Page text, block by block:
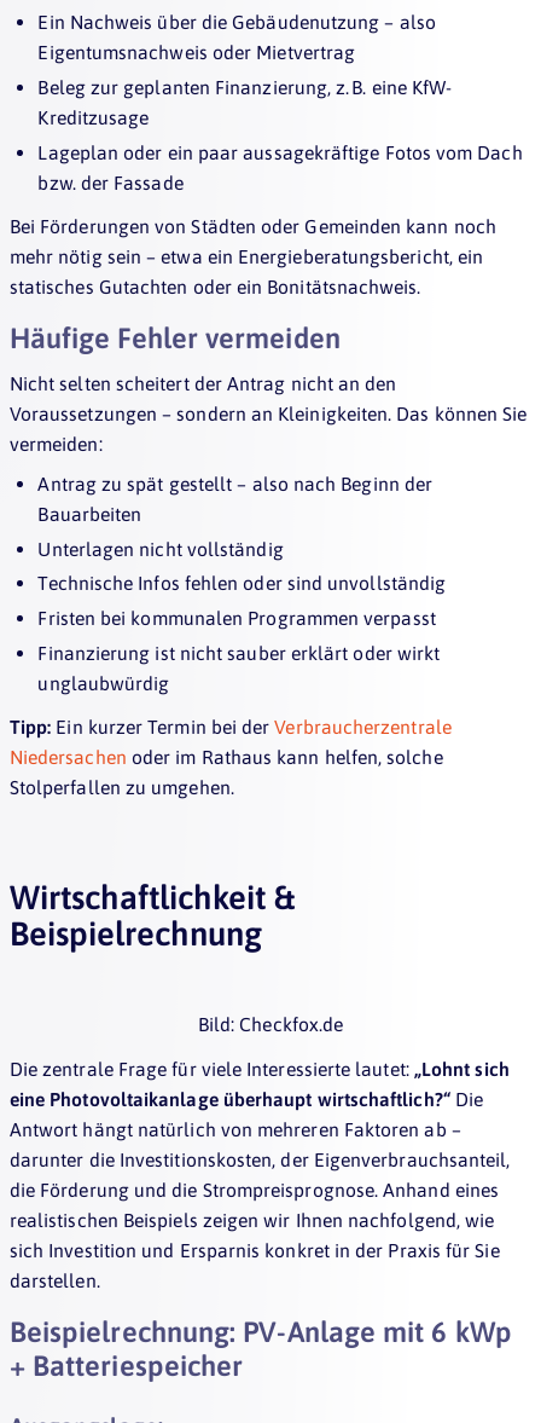
Ein Nachweis über die Gebäudenutzung – also
Eigentumsnachweis oder Mietvertrag
Beleg zur geplanten Finanzierung, z. B. eine KfW-
Kreditzusage
Lageplan oder ein paar aussagekräftige Fotos vom Dach
bzw. der Fassade
Bei Förderungen von Städten oder Gemeinden kann noch
mehr nötig sein – etwa ein Energieberatungsbericht, ein
statisches Gutachten oder ein Bonitätsnachweis.
Häufige Fehler vermeiden
Nicht selten scheitert der Antrag nicht an den
Voraussetzungen – sondern an Kleinigkeiten. Das können Sie
vermeiden:
Antrag zu spät gestellt – also nach Beginn der
Bauarbeiten
Unterlagen nicht vollständig
Technische Infos fehlen oder sind unvollständig
Fristen bei kommunalen Programmen verpasst
Finanzierung ist nicht sauber erklärt oder wirkt
unglaubwürdig
Tipp: Ein kurzer Termin bei derVerbraucherzentrale
Niedersachen oder im Rathaus kann helfen, solche
Stolperfallen zu umgehen.
Wirtschaftlichkeit &
Beispielrechnung
Bild: Checkfox.de
Die zentrale Frage für viele Interessierte lautet: „Lohnt sich
eine Photovoltaikanlage überhaupt wirtschaftlich?“Die
Antwort hängt natürlich von mehreren Faktoren ab –
darunter die Investitionskosten, der Eigenverbrauchsanteil,
die Förderung und die Strompreisprognose. Anhand eines
realistischen Beispiels zeigen wir Ihnen nachfolgend, wie
sich Investition und Ersparnis konkret in der Praxis für Sie
darstellen.
Beispielrechnung: PV-Anlage mit 6 kWp
+ Batteriespeicher